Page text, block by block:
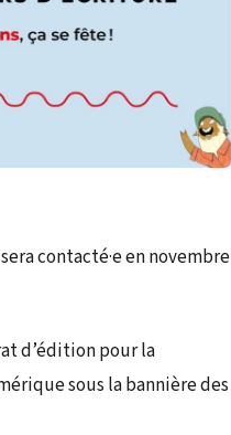
contacté·e en novembre
d’édition pour la
sous la bannière des